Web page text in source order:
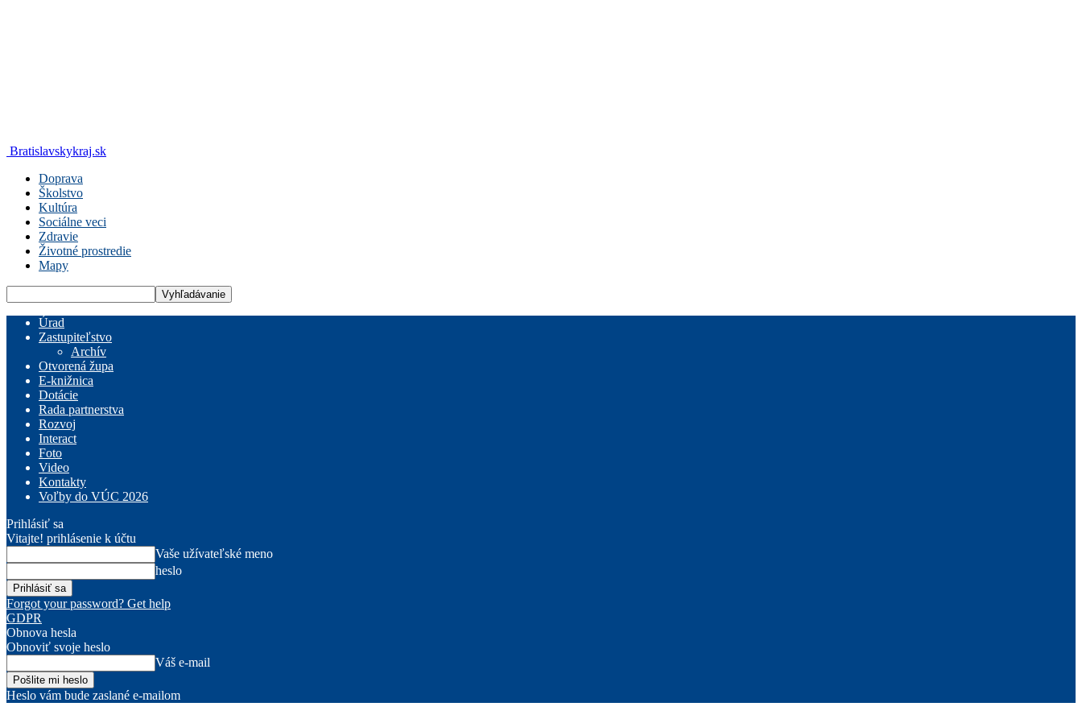
Bratislavskykraj.sk
Doprava
Školstvo
Kultúra
Sociálne veci
Zdravie
Životné prostredie
Mapy
Úrad
Zastupiteľstvo
Archív
Otvorená župa
E-knižnica
Dotácie
Rada partnerstva
Rozvoj
Interact
Foto
Video
Kontakty
Voľby do VÚC 2026
Prihlásiť sa
Vitajte! prihlásenie k účtu
Vaše užívateľské meno
heslo
Forgot your password? Get help
GDPR
Obnova hesla
Obnoviť svoje heslo
Váš e-mail
Heslo vám bude zaslané e-mailom